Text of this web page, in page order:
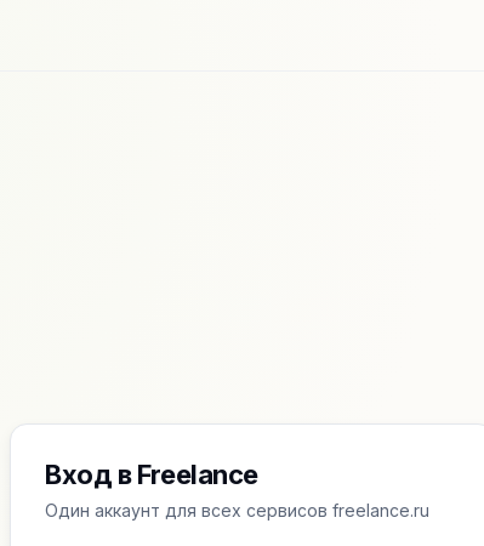
Вход в Freelance
Один аккаунт для всех сервисов freelance.ru